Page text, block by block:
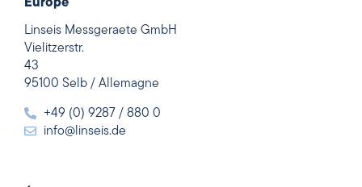
Europe
Linseis Messgeraete GmbH
Vielitzerstr.
43
95100 Selb / Allemagne
+49 (0) 9287 / 880 0
info@linseis.de